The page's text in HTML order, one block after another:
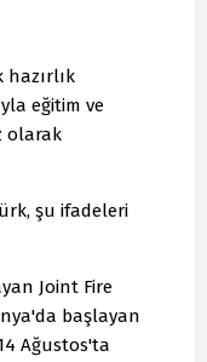
hazırlık
eğitim ve
olarak
şu ifadeleri
Joint Fire
başlayan
Ağustos'ta